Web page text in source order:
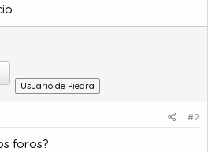
Usuario de Piedra
#2
foros?